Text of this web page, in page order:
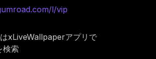
l/vip
xLiveWallpaperアプリで
検索